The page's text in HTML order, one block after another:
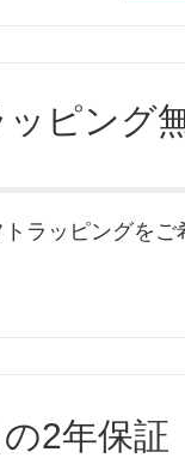
ッピング
ラッピングをご
の2年保証